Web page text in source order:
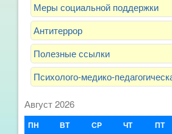
Меры социальной поддержки
Антитеррор
Полезные ссылки
Психолого-медико-
Август 2026
ПН ВТ СР ЧТ ПТ